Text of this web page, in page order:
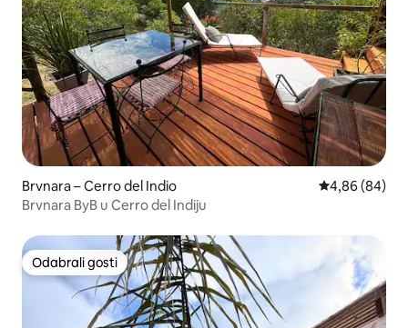
Brvnara – Cerro del Indio Prosječna
4,86 (84)
Brvnara ByB u Cerro del Indiju
Odabrali gosti
Odabrali gosti